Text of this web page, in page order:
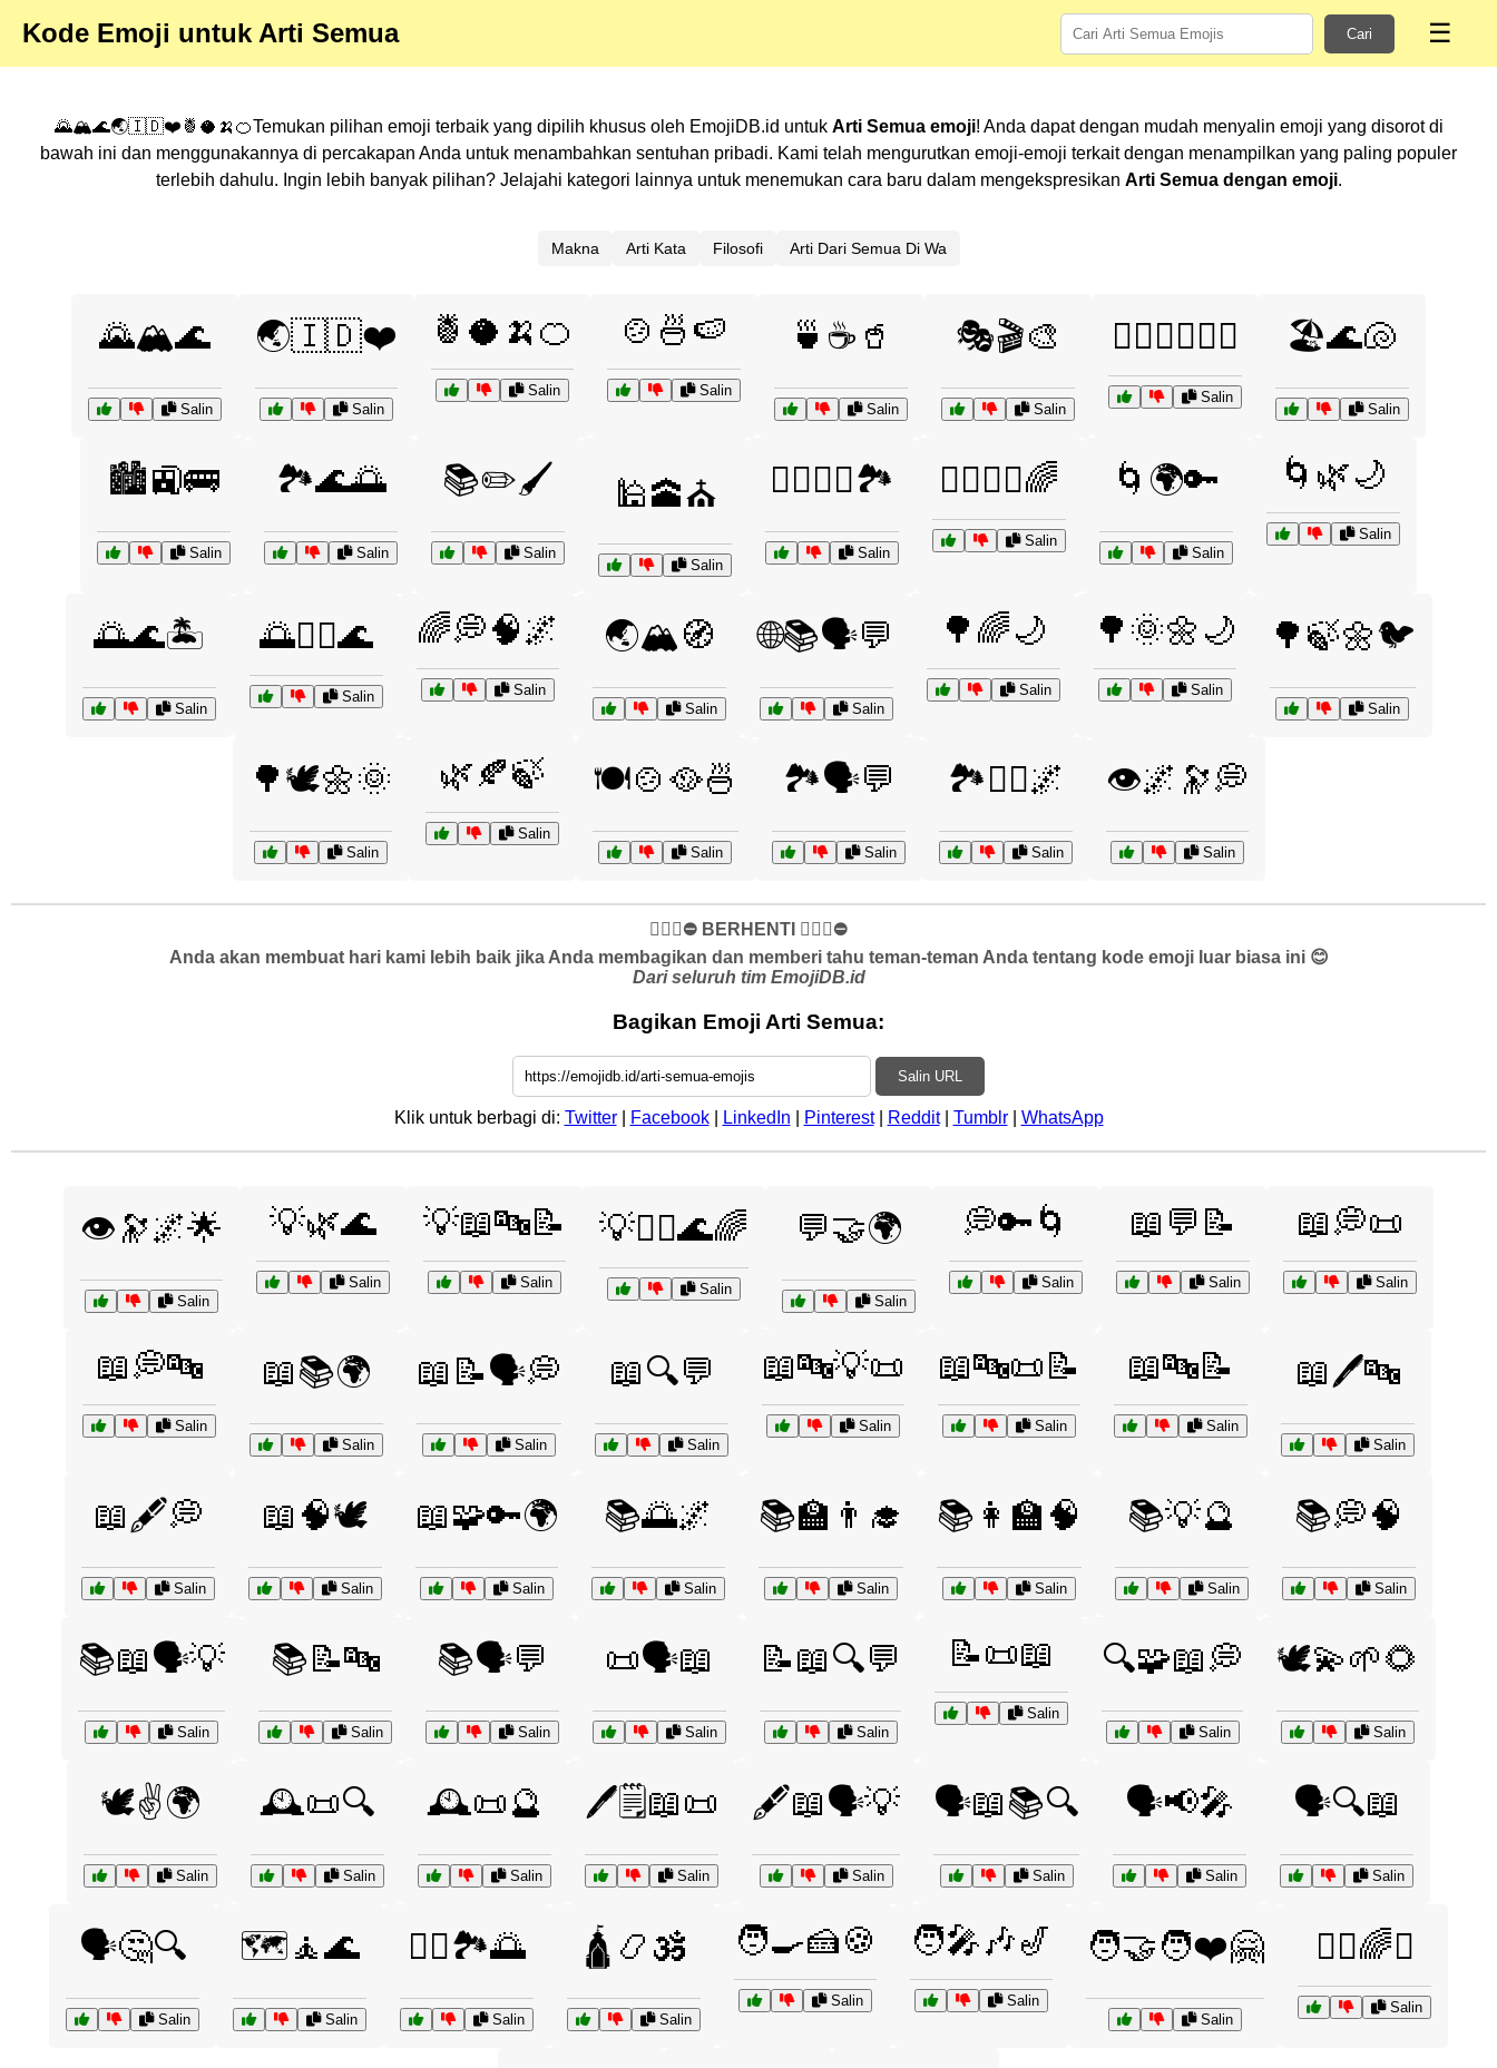
Kode Emoji untuk Arti Semua Cari ☰
🌄🏔️🌊🌏🇮🇩❤️🍍🥥🍌🍊Temukan pilihan emoji terbaik yang dipilih khusus oleh EmojiDB.id untuk Arti Semua emoji! Anda dapat dengan mudah menyalin emoji yang disorot di
bawah ini dan menggunakannya di percakapan Anda untuk menambahkan sentuhan pribadi. Kami telah mengurutkan emoji-emoji terkait dengan menampilkan yang paling populer
terlebih dahulu. Ingin lebih banyak pilihan? Jelajahi kategori lainnya untuk menemukan cara baru dalam mengekspresikan Arti Semua dengan emoji.
Makna Arti Kata Filosofi Arti Dari Semua Di Wa
🌄🏔️🌊
Salin
🌏🇮🇩❤️
Salin
🍍🥥🍌🍊
Salin
🍲🍜🍉
Salin
🍵☕🥤
Salin
🎭🎬🎨
Salin
🏄‍♂️🏊‍♀️🚴‍♂️
Salin
🏖️🌊🐚
Salin
🏙️🚉🚌
Salin
🏞️🌊🌅
Salin
📚✏️🖌️
Salin
🕌🕋⛪
Salin
🧗‍♀️🧗‍♂️🏞️
Salin
🧘‍♀️🧘‍♂️🌈
Salin
🌀🌍🔑
Salin
🌀🌿🌙
Salin
🌅🌊🏝️
Salin
🌅🧘‍♀️🌊
Salin
🌈💭🧠🌌
Salin
🌏🏔️🧭
Salin
🌐📚🗣️💬
Salin
🌳🌈🌙
Salin
🌳🌞🌼🌙
Salin
🌳🍃🌼🐦
Salin
🌳🕊️🌼🌞
Salin
🌿🍂🍃
Salin
🍽️🍲🥘🍜
Salin
🏞️🗣️💬
Salin
🏞️🧘‍♂️🌌
Salin
👁️🌌🔭💭
Salin
✋🏻🛑⛔️ BERHENTI ✋🏻🛑⛔️
Anda akan membuat hari kami lebih baik jika Anda membagikan dan memberi tahu teman-teman Anda tentang kode emoji luar biasa ini 😊
Dari seluruh tim EmojiDB.id
Bagikan Emoji Arti Semua:
Salin URL
Klik untuk berbagi di: Twitter| Facebook| LinkedIn Pinterest| Reddit| Tumblr| WhatsApp
👁️🔭🌌🌟
Salin
💡🌿🌊
Salin
💡📖🔤📝
Salin
💡🧘‍♀️🌊🌈
Salin
💬🤝🌍
Salin
💭🔑🌀
Salin
📖💬📝
Salin
📖💭📜
Salin
📖💭🔤
Salin
📖📚🌍
Salin
📖📝🗣️💭
Salin
📖🔍💬
Salin
📖🔤💡📜
Salin
📖🔤📜📝
Salin
📖🔤📝
Salin
📖🖊️🔤
Salin
📖🖋️💭
Salin
📖🧠🕊️
Salin
📖🧩🔑🌍
Salin
📚🌅🌌
Salin
📚🏫👨‍🎓
Salin
📚👩‍🏫🧠
Salin
📚💡🔮
Salin
📚💭🧠
Salin
📚📖🗣️💡
Salin
📚📝🔤
Salin
📚🗣️💬
Salin
📜🗣️📖
Salin
📝📖🔍💬
Salin
📝📜📖
Salin
🔍🧩📖💭
Salin
🕊️💫🌱🌻
Salin
🕊️✌️🌍
Salin
🕰️📜🔍
Salin
🕰️📜🔮
Salin
🖊️🗒️📖📜
Salin
🖋️📖🗣️💡
Salin
🗣️📖📚🔍
Salin
🗣️📢🎤
Salin
🗣️🔍📖
Salin
🗣️🤔🔍
Salin
🗺️🧘🌊
Salin
🚣‍♀️🏞️🌅
Salin
🛕📿🕉️
Salin
🧑‍🍳🍰🍪
Salin
🧑‍🎤🎶🎷
Salin
🧑‍🤝‍🧑❤️🤗
Salin
🧘‍♀️🌈☯️
Salin